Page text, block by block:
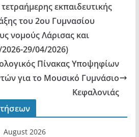
εκπαιδευτικής
του 2ου Γυμνασίου
νομούς Λάρισας και
29/04/2026)
Πίνακας Υποψηφίων
για το Μουσικό Γυμνάσιο
Κεφαλονιάς
August 2026